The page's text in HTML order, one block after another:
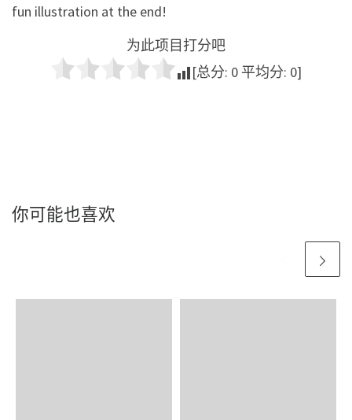
fun illustration at the end!
为此项目打分吧
[总分: 0 平均分: 0]
你可能也喜欢